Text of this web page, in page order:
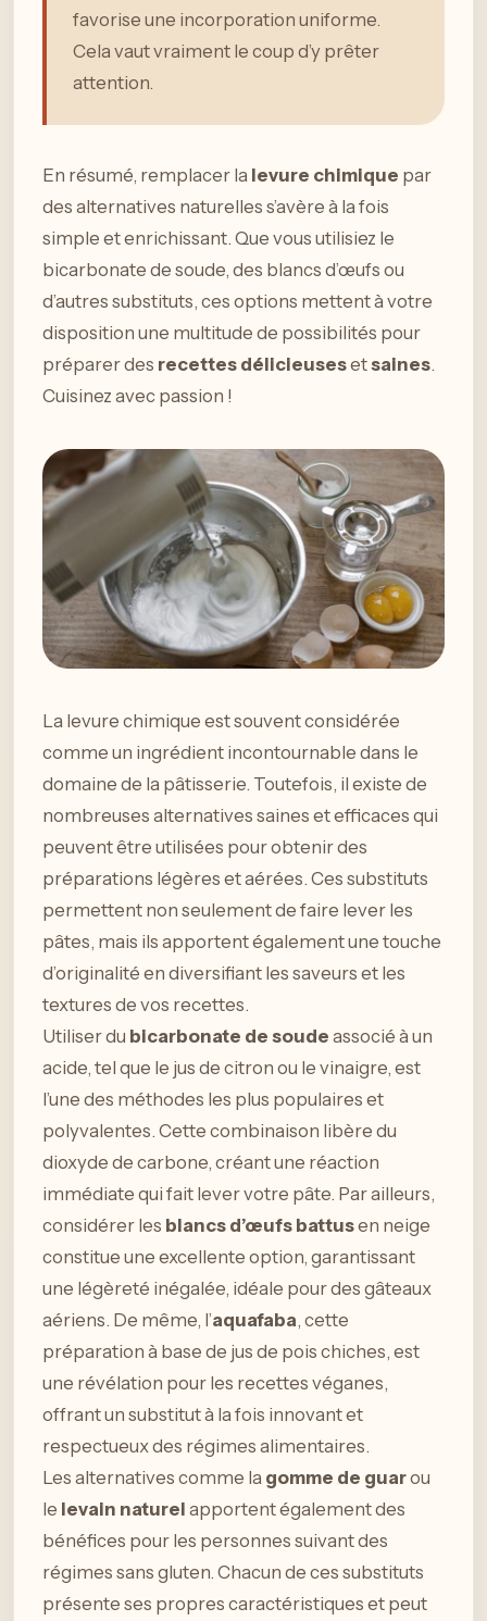
favorise une incorporation uniforme.
Cela vaut vraiment le coup d’y prêter
attention.
En résumé, remplacer la levure chimique par
des alternatives naturelles s’avère à la fois
simple et enrichissant. Que vous utilisiez le
bicarbonate de soude, des blancs d’œufs ou
d’autres substituts, ces options mettent à votre
disposition une multitude de possibilités pour
préparer des recettes délicieusesetsaines.
Cuisinez avec passion !
La levure chimique est souvent considérée
comme un ingrédient incontournable dans le
domaine de la pâtisserie. Toutefois, il existe de
nombreuses alternatives saines et efficaces qui
peuvent être utilisées pour obtenir des
préparations légères et aérées. Ces substituts
permettent non seulement de faire lever les
pâtes, mais ils apportent également une touche
d’originalité en diversifiant les saveurs et les
textures de vos recettes.
Utiliser du bicarbonate de soude associé à un
acide, tel que le jus de citron ou le vinaigre, est
l’une des méthodes les plus populaires et
polyvalentes. Cette combinaison libère du
dioxyde de carbone, créant une réaction
immédiate qui fait lever votre pâte. Par ailleurs,
considérer les blancs d’œufs battusen neige
constitue une excellente option, garantissant
une légèreté inégalée, idéale pour des gâteaux
aériens. De même, l’aquafaba, cette
préparation à base de jus de pois chiches, est
une révélation pour les recettes véganes,
offrant un substitut à la fois innovant et
respectueux des régimes alimentaires.
Les alternatives comme la gomme de guarou
le levain naturel apportent également des
bénéfices pour les personnes suivant des
régimes sans gluten. Chacun de ces substituts
présente ses propres caractéristiques et peut